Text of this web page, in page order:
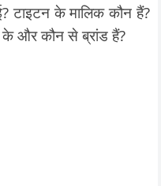
टाइटन के मालिक कौन हैं?
और कौन से ब्रांड हैं?